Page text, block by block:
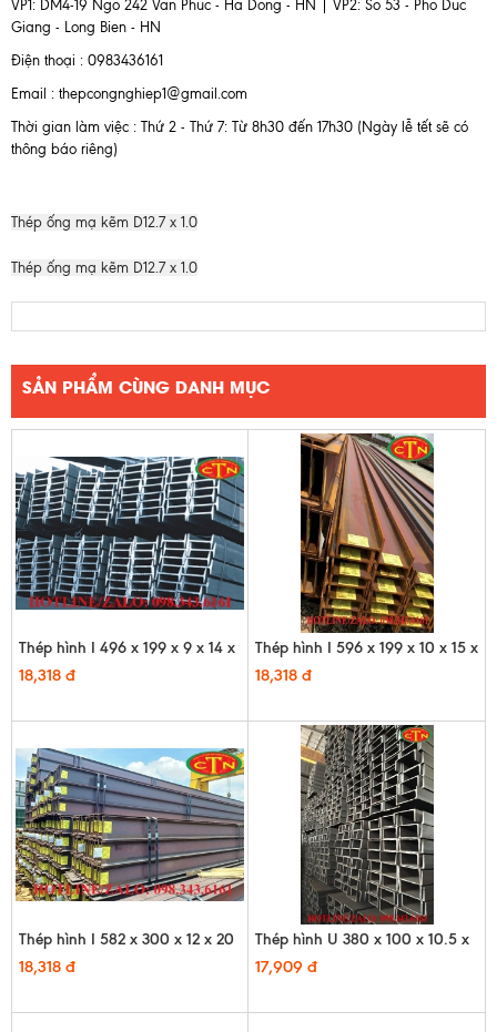
VP1: DM4-19 Ngo 242 Van Phuc - Ha Dong - HN | VP2: So 53 - Pho Duc
Giang - Long Bien - HN
Điện thoại : 0983436161
Email : thepcongnghiep1@gmail.com
Thời gian làm việc : Thứ 2 - Thứ 7: Từ 8h30 đến 17h30 (Ngày lễ tết sẽ có
thông báo riêng)
Thép ống mạ kẽm D12.7 x 1.0
Thép ống mạ kẽm D12.7 x 1.0
SẢN PHẨM CÙNG DANH MỤC
Thép hình I 496 x 199 x 9 x 14 x
12m
18,318 đ
Thép hình I 596 x 199 x 10 x 15 x
12m
18,318 đ
Thép hình I 582 x 300 x 12 x 20
x 12m
18,318 đ
Thép hình U 380 x 100 x 10.5 x
16 x 12m - HQ
17,909 đ